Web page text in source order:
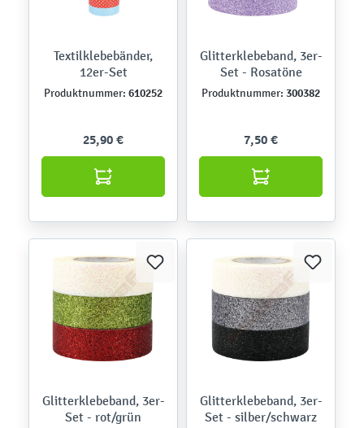
Textilklebebänder,
12er-Set
Produktnummer: 610252
25,90 €
Glitterklebeband, 3er-
Set - Rosatöne
Produktnummer: 300382
7,50 €
Glitterklebeband, 3er-
Set - rot/grün
Glitterklebeband, 3er-
Set - silber/schwarz